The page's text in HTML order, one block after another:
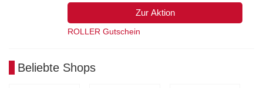
Zur Aktion
ROLLER Gutschein
Beliebte Shops